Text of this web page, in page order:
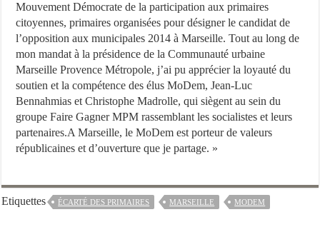
Mouvement Démocrate de la participation aux primaires
citoyennes, primaires organisées pour désigner le candidat de
l’opposition aux municipales 2014 à Marseille. Tout au long de
mon mandat à la présidence de la Communauté urbaine
Marseille Provence Métropole, j’ai pu apprécier la loyauté du
soutien et la compétence des élus MoDem, Jean-Luc
Bennahmias et Christophe Madrolle, qui siègent au sein du
groupe Faire Gagner MPM rassemblant les socialistes et leurs
partenaires.A Marseille, le MoDem est porteur de valeurs
républicaines et d’ouverture que je partage. »
Etiquettes ÉCARTÉ DES PRIMAIRES MARSEILLE MODEM